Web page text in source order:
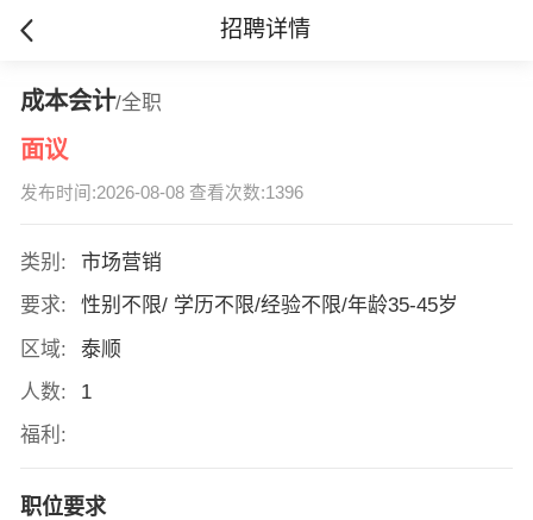
招聘详情
成本会计/全职
面议
发布时间:2026-08-08 查看次数:1396
类别:
市场营销
要求:
性别不限/ 学历不限/经验不限/年龄35-45岁
区域:
泰顺
人数:
1
福利:
职位要求